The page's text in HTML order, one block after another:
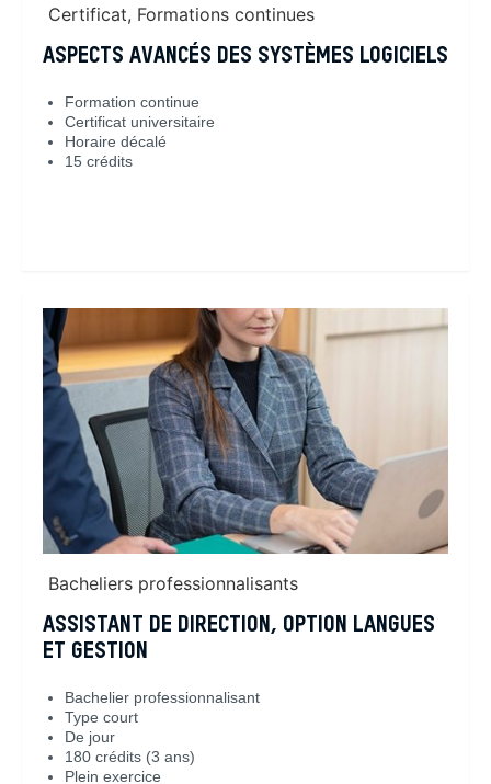
Certificat, Formations continues
ASPECTS AVANCÉS DES SYSTÈMES LOGICIELS
Formation continue
Certificat universitaire
Horaire décalé
15 crédits
Bacheliers professionnalisants
ASSISTANT DE DIRECTION, OPTION LANGUES
ET GESTION
Bachelier professionnalisant
Type court
De jour
180 crédits (3 ans)
Plein exercice